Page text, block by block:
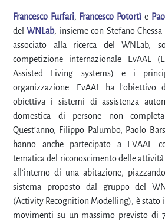
Francesco Furfari, Francesco Potortì e
delWNLab, insieme con Stefano
associato alla ricerca del WNLab,
competizione internazionale EvAAL
Assisted Living systems) e i
organizzazione. EvAAL ha l'obiettivo
obiettiva i sistemi di assistenza
domestica di persone non
Quest’anno, Filippo Palumbo, Paolo
hanno anche partecipato a EVAAL
tematica del riconoscimento delle
all’interno di una abitazione,
sistema proposto dal gruppo del
(Activity Recognition Modelling), è stato
movimenti su un massimo previsto di